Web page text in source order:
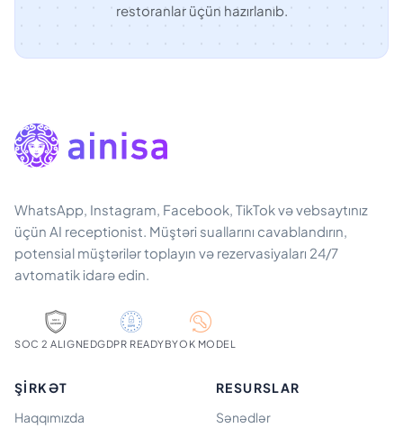
restoranlar üçün hazırlanıb.
WhatsApp, Instagram, Facebook, TikTok və vebsaytınız
üçün AI receptionist. Müştəri suallarını cavablandırın,
potensial müştərilər toplayın və rezervasiyaları 24/7
avtomatik idarə edin.
SOC 2 ALIGNEDGDPR READYBYOK MODEL
ŞIRKƏT
Haqqımızda
RESURSLAR
Sənədlər